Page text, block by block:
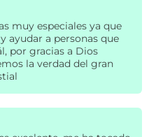
muy especiales ya que
ayudar a personas que
por gracias a Dios
la verdad del gran